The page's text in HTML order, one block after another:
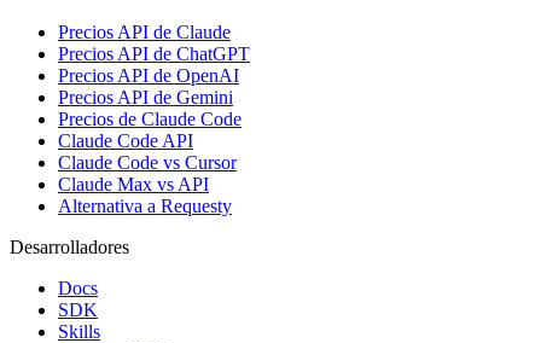
Precios API de Claude
Precios API de ChatGPT
Precios API de OpenAI
Precios API de Gemini
Precios de Claude Code
Claude Code API
Claude Code vs Cursor
Claude Max vs API
Alternativa a Requesty
Desarrolladores
Docs
SDK
Skills